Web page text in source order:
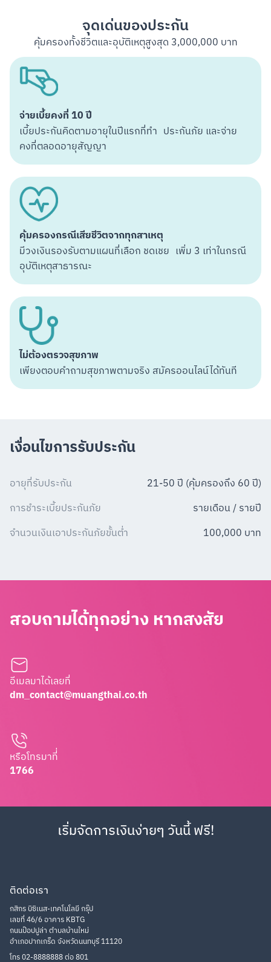
สแกนเพื่อดาวน์โหลด
จุดเด่นของประกัน
คุ้มครองทั้งชีวิตและอุบัติเหตุสูงสุด 3,000,000 บาท
จ่ายเบี้ยคงที่ 10 ปี
เบี้ยประกันคิดตามอายุในปีแรกที่ทำ ประกันภัย และจ่าย
คงที่ตลอดอายุสัญญา
คุ้มครองกรณีเสียชีวิตจากทุกสาเหตุ
มีวงเงินรองรับตามแผนที่เลือก ชดเชย เพิ่ม 3 เท่าในกรณี
อุบัติเหตุสาธารณะ
ไม่ต้องตรวจสุขภาพ
เพียงตอบคำถามสุขภาพตามจริง สมัครออนไลน์ได้ทันที
เงื่อนไขการรับประกัน
อายุที่รับประกัน
21-50 ปี (คุ้มครองถึง 60 ปี)
การชำระเบี้ยประกันภัย
รายเดือน / รายปี
จำนวนเงินเอาประกันภัยขั้นต่ำ
100,000 บาท
สอบถามได้ทุกอย่าง หากสงสัย
อีเมลมาได้เลยที่
dm_contact@muangthai.co.th
หรือโทรมาที่่
1766
ติดต่อเรา
กสิกร บิซิเนส-เทคโนโลยี กรุ๊ป
เลขที่ 46/6 อาคาร KBTG
ถนนป๊อปปูล่า ตำบลบ้านใหม่
อำเภอปากเกร็ด จังหวัดนนทบุรี 11120
โทร 02-8888888 ต่อ 801
เริ่มจัดการเงินง่ายๆ วันนี้ ฟรี!